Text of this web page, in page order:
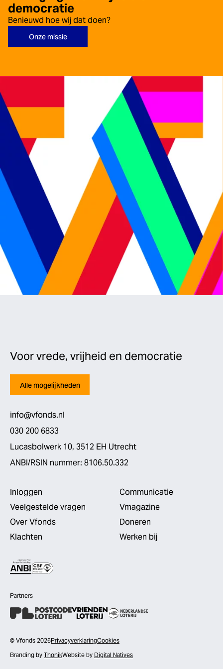
democratie
Benieuwd hoe wij dat doen?
Onze missie
Voor vrede, vrijheid en democratie
Alle mogelijkheden
info@vfonds.nl
030 200 6833
Lucasbolwerk 10, 3512 EH Utrecht
ANBI/RSIN nummer: 8106.50.332
Inloggen
Veelgestelde vragen
Over Vfonds
Klachten
Communicatie
Vmagazine
Doneren
Werken bij
Partners
© Vfonds 2026PrivacyverklaringCookies
Branding by ThonikWebsite by Digital Natives